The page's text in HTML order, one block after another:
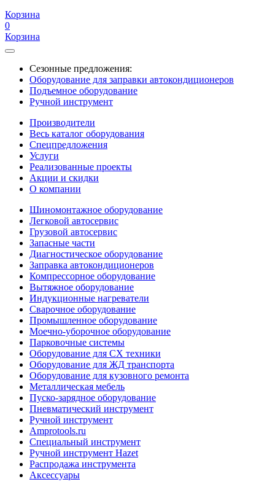
Корзина
0
Корзина
Сезонные предложения:
Оборудование для заправки автокондиционеров
Подъемное оборудование
Ручной инструмент
Производители
Весь каталог оборудования
Спецпредложения
Услуги
Реализованные проекты
Акции и скидки
О компании
Шиномонтажное оборудование
Легковой автосервис
Грузовой автосервис
Запасные части
Диагностическое оборудование
Заправка автокондиционеров
Компрессорное оборудование
Вытяжное оборудование
Индукционные нагреватели
Сварочное оборудование
Промышленное оборудование
Моечно-уборочное оборудование
Парковочные системы
Оборудование для СХ техники
Оборудование для ЖД транспорта
Оборудование для кузовного ремонта
Металлическая мебель
Пуско-зарядное оборудование
Пневматический инструмент
Ручной инструмент
Amprotools.ru
Специальный инструмент
Ручной инструмент Hazet
Распродажа инструмента
Аксессуары